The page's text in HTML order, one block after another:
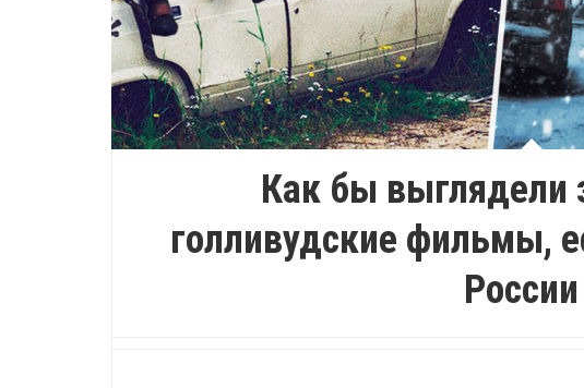
Как бы выглядели
голливудские фильмы,
России